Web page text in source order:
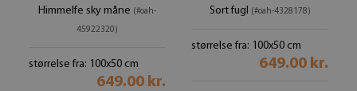
Himmelfe sky måne (#oah-
45922320)
størrelse fra: 100x50 cm
649.00 kr.
Sort fugl (#oah-4328178)
størrelse fra: 100x50 cm
649.00 kr.